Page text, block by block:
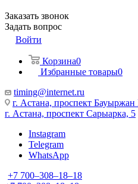
Заказать звонок
Задать вопрос
Войти
Корзина0
Избранные товары0
timing@internet.ru
г. Астана, проспект
г. Астана, проспект Сарыарка, 5
Instagram
Telegram
WhatsApp
+7 700‒308‒18‒18